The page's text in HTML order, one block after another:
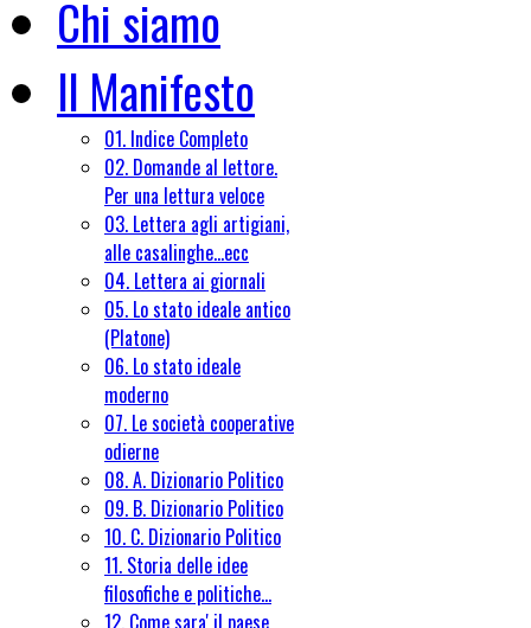
Chi siamo
Il Manifesto
01. Indice Completo
02. Domande al lettore.
Per una lettura veloce
03. Lettera agli artigiani,
alle casalinghe...ecc
04. Lettera ai giornali
05. Lo stato ideale antico
(Platone)
06. Lo stato ideale
moderno
07. Le società cooperative
odierne
08. A. Dizionario Politico
09. B. Dizionario Politico
10. C. Dizionario Politico
11. Storia delle idee
filosofiche e politiche...
12. Come sara' il paese